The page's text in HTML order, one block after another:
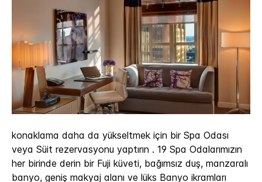
konaklama daha da yükseltmek için bir Spa Odası
veya Süit rezervasyonu yaptırın . 19 Spa Odalarımızın
her birinde derin bir Fuji küveti, bağımsız duş, manzaralı
banyo, geniş makyaj alanı ve lüks Banyo ikramları